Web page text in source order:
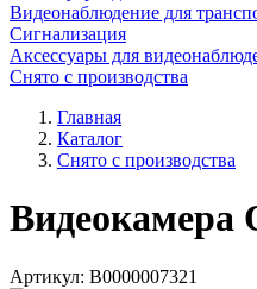
Видеонаблюдение для
Сигнализация
Аксессуары для
Снято с производства
Главная
Каталог
Снято с производства
Видеокамера
Артикул: В0000007321